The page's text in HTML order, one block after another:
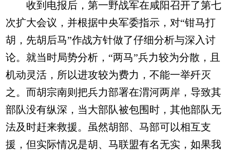
收到电报后，第一野战军在咸阳召开了第七
次扩大会议，并根据中央军委指示，对“钳马打
胡，先胡后马”作战方针做了仔细分析与深入讨
论。就当时局势分析，“两马”兵力较为分散，且
机动灵活，所以进攻较为费力，不能一举歼灭
之。而胡宗南则把兵力部署在渭河两岸，导致其
部队没有纵深，当大部队被包围时，其他部队无
法及时赶来救援。虽然胡部、马部可以相互支
援，但实际情况是胡、马联盟有名无实，如果我